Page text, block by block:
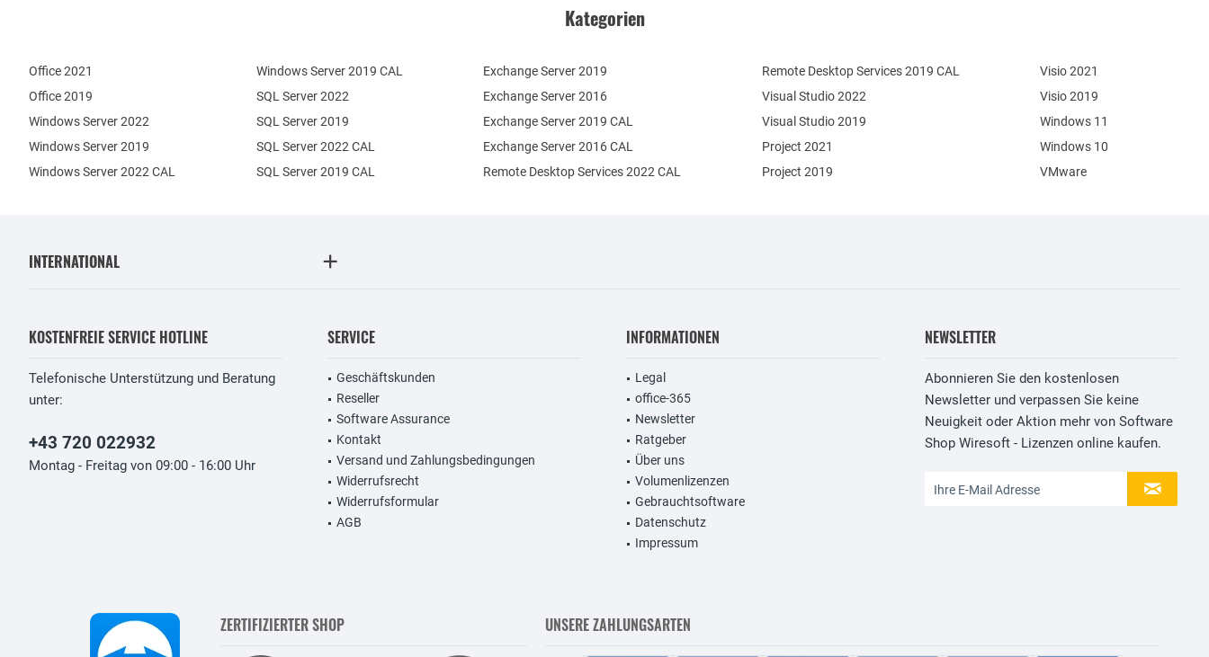
Kategorien
Office 2021
Office 2019
Windows Server 2022
Windows Server 2019
Exchange Server 2019
Exchange Server 2016
SQL Server 2022
SQL Server 2019
Windows Server 2022 CAL
Windows Server 2019 CAL
SQL Server 2022 CAL
SQL Server 2019 CAL
Remote Desktop Services 2022 CAL
Remote Desktop Services 2019 CAL
Exchange Server 2019 CAL
Exchange Server 2016 CAL
Visual Studio 2022
Visual Studio 2019
Project 2021
Project 2019
Visio 2021
Visio 2019
Windows 11
Windows 10
VMware
INTERNATIONAL
KOSTENFREIE SERVICE HOTLINE
Telefonische Unterstützung und Beratung
unter:
+43 720 022932
Montag - Freitag von 09:00 - 16:00 Uhr
SERVICE
Geschäftskunden
Reseller
Software Assurance
Kontakt
Versand und Zahlungsbedingungen
Widerrufsrecht
Widerrufsformular
AGB
INFORMATIONEN
Legal
office-365
Newsletter
Ratgeber
Über uns
Volumenlizenzen
Gebrauchtsoftware
Datenschutz
Impressum
NEWSLETTER
Abonnieren Sie den kostenlosen
Newsletter und verpassen Sie keine
Neuigkeit oder Aktion mehr von Software
Shop Wiresoft - Lizenzen online kaufen.
ZERTIFIZIERTER SHOP UNSERE ZAHLUNGSARTEN